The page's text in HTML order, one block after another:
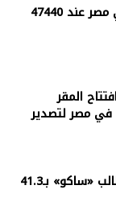
الجنيه الذهب اليوم الاثنين في مصر عند 47440
افتتاح المقر
في مصر لتصدير
السعودية.. «أسترا الغذاء» تطالب «ساكو» بـ41.3